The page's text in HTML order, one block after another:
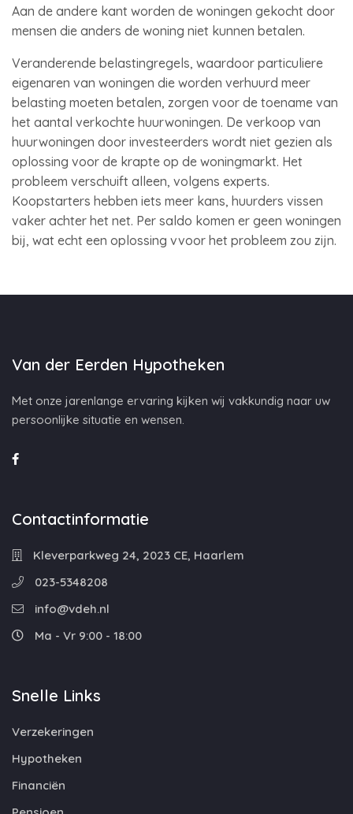
Aan de andere kant worden de woningen gekocht door
mensen die anders de woning niet kunnen betalen.
Veranderende belastingregels, waardoor particuliere
eigenaren van woningen die worden verhuurd meer
belasting moeten betalen, zorgen voor de toename van
het aantal verkochte huurwoningen. De verkoop van
huurwoningen door investeerders wordt niet gezien als
oplossing voor de krapte op de woningmarkt. Het
probleem verschuift alleen, volgens experts.
Koopstarters hebben iets meer kans, huurders vissen
vaker achter het net. Per saldo komen er geen woningen
bij, wat echt een oplossing vvoor het probleem zou zijn.
Van der Eerden Hypotheken
Met onze jarenlange ervaring kijken wij vakkundig naar uw
persoonlijke situatie en wensen.
Contactinformatie
Kleverparkweg 24, 2023 CE, Haarlem
023-5348208
info@vdeh.nl
Ma - Vr 9:00 - 18:00
Snelle Links
Verzekeringen
Hypotheken
Financiën